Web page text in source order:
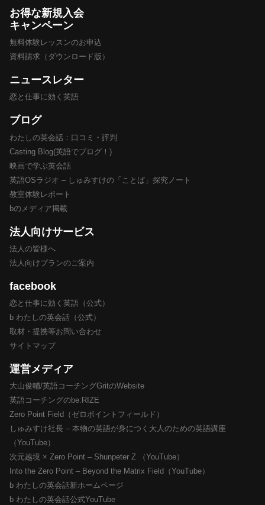
お得な新規入会
キャンペーン
無料体験レッスンのお申込
資料請求（ダウンロード版）
ニュースレター
恋と仕事に効く英語
ブログ
わたしの英会話：口コミ・評判
Casting Blog(英語でブログ！)
映画で学ぶ英会話
英語OSラジオ – しゅみすけの「ことば」探究ノート
教室体験レポート
bのメディア掲載
法人向けサービス
法人の皆様へ
法人向けプランのご案内
facebook
恋と仕事に効く英語（公式）
b わたしの英会話（公式）
取材・提携等お問い合わせ
サイトマップ
運営メディア
大山俊輔/英語コーチングGritのWebsite
英語コーチングのbe:RIZE
Zero Point Field（ゼロポイントフィールド）
しゅみすけ社長 – 本物の英語が身につく大人のための英語講座
（YouTube）
次元越境 × Zero Point – Shunpeter Z （YouTube）
Into the Zero Point – Beyond the Matrix Field（YouTube）
b わたしの英会話新ホームページ
b わたしの英会話公式YouTube